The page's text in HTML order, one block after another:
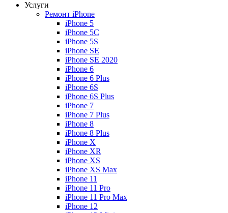
Услуги
Ремонт iPhone
iPhone 5
iPhone 5C
iPhone 5S
iPhone SE
iPhone SE 2020
iPhone 6
iPhone 6 Plus
iPhone 6S
iPhone 6S Plus
iPhone 7
iPhone 7 Plus
iPhone 8
iPhone 8 Plus
iPhone X
iPhone XR
iPhone XS
iPhone XS Max
iPhone 11
iPhone 11 Pro
iPhone 11 Pro Max
iPhone 12